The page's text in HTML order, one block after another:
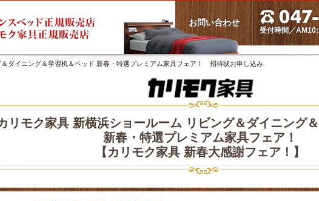
お問い合わせ
受付時間／
ダイニング＆学習机＆ベッド 新春・特選プレミアム家具フェア！ 招待状お申し込み
リモク家具 新横浜ショールーム リビング＆ダイニング
新春・特選プレミアム家具フェア！
【カリモク家具 新春大感謝フェア！】